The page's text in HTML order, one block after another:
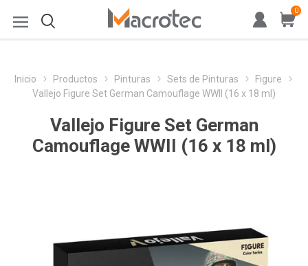
0
Inicio Productos Pinturas Sets de Pinturas
Figure
Vallejo Figure Set German Camouflage WWII (16 x 18 ml)
Vallejo Figure Set German
Camouflage WWII (16 x 18 ml)